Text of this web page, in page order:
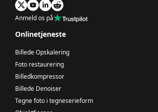
Anmeld os på
Onlinetjeneste
Billede Opskalering
Foto restaurering
Billedkompressor
Billede Denoiser
Tegne foto i tegneserieform